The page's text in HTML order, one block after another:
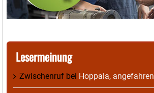
Lesermeinung
Zwischenruf bei Hoppala, angefahren